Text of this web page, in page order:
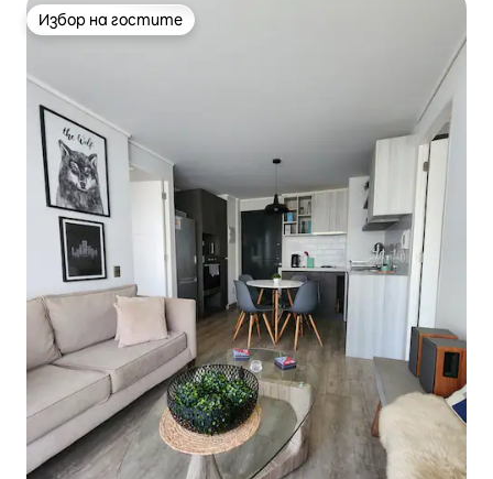
Избор на гостите
Избор на гостите